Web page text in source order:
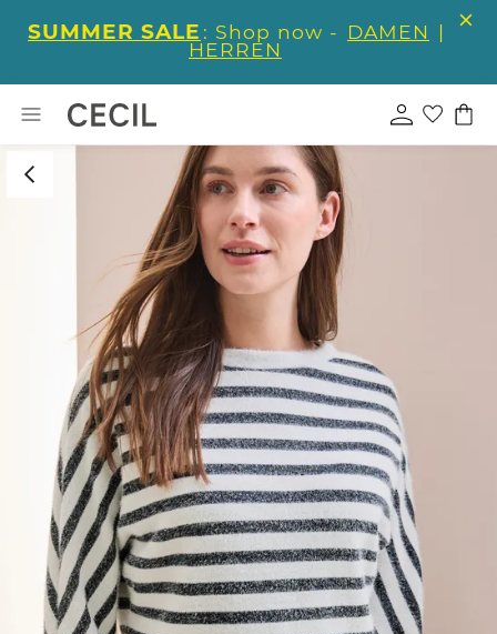
SUMMER SALE : Shop now - DAMEN |
HERREN